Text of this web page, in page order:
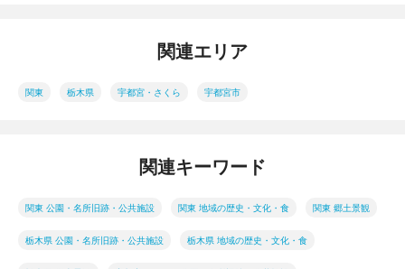
関連エリア
関東 栃木県 宇都宮・さくら 宇都宮市
関連キーワード
関東 公園・名所旧跡・公共施設 関東 地域の歴史・文化・食 関東 郷土景観
栃木県 公園・名所旧跡・公共施設 栃木県 地域の歴史・文化・食